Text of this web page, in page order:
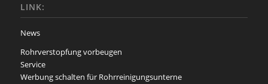
LINK:
News
Rohrverstopfung vorbeugen
Service
Werbung schalten für Rohrreinigungsunterne